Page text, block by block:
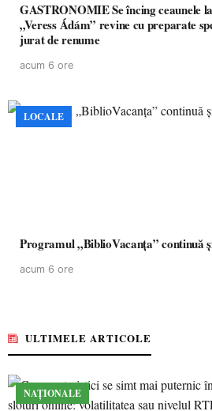
GASTRONOMIE Se încing ceaunele la Satu Mare! Concursul
„Veress Ádám” revine cu preparate
jurat de renume
acum 6 ore
LOCALE
Programul „BiblioVacanța” continuă
acum 6 ore
ULTIMELE ARTICOLE
NAȚIONALE